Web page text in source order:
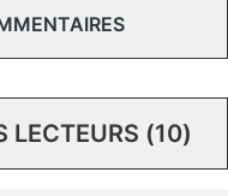
LECTEURS (10)